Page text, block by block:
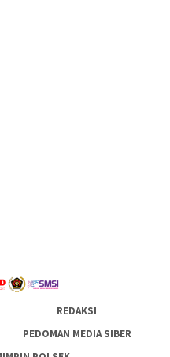
REDAKSI
PEDOMAN MEDIA SIBER